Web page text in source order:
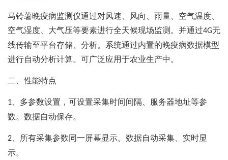
马铃薯晚疫病监测仪通过对风速、风向、雨量、空气温度、
空气湿度、大气压等要素进行全天候现场监测。并通过4G无
线传输至平台存储、分析。系统通过内置的晚疫病数据模型
进行自动分析计算。可广泛应用于农业生产中。
二、性能特点
1 、多参数设置，可设置采集时间间隔、服务器地址等参
数。数据自动保存。
2 、所有采集参数同一屏幕显示。数据自动采集、实时显
示。